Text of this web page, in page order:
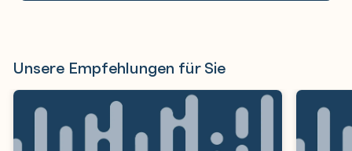
Unsere Empfehlungen für Sie